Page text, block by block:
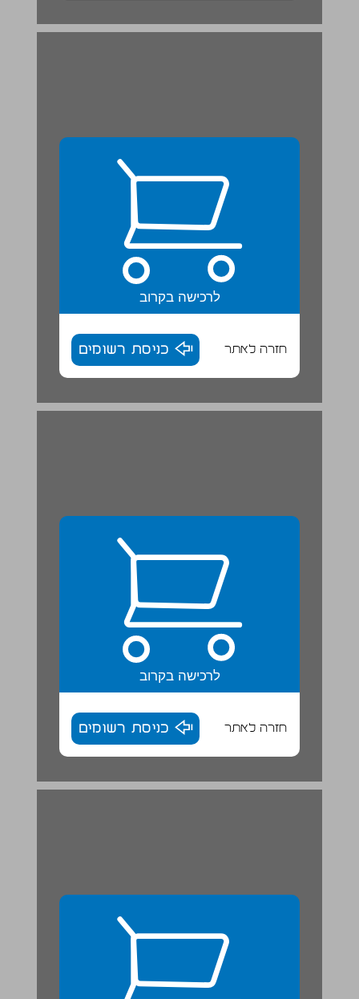
...I can ... 26
לרכישה בקרוב
חזרה לאתר כניסת רשומים
לרכישה בקרוב
חזרה לאתר כניסת רשומים
פרק 2 ... 28